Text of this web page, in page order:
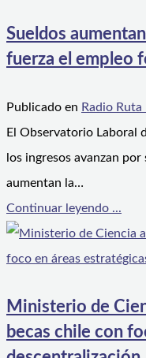
Sueldos
fuerza el empleo
Publicado en Radio
El Observatorio Laboral
los ingresos avanzan
aumentan la…
Continuar leyendo ...
Ministerio de
becas chile con